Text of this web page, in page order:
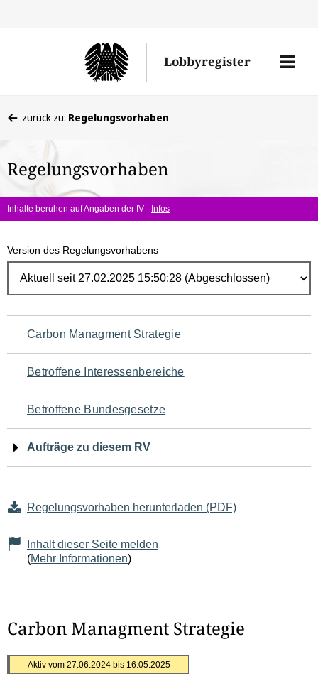
Lobbyregister
Menü
befinden
hier:
zurück zu: Regelungsvorhaben
Regelungsvorhaben
Inhalte beruhen auf Angaben der IV - Infos
Version des Regelungsvorhabens
Navigation
für
den
Seiteninhalt
Carbon Managment Strategie
Betroffene Interessenbereiche
Betroffene Bundesgesetze
Aufträge zu diesem RV
Regelungsvorhaben herunterladen (PDF)
Inhalt dieser Seite melden
(Mehr Informationen)
Carbon Managment Strategie
Aktiv vom 27.06.2024 bis 16.05.2025